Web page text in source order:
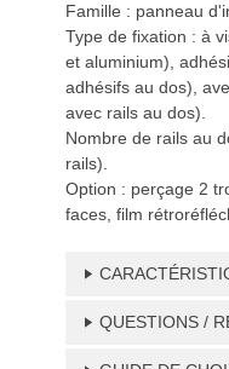
Famille : panneau
Type de fixation : à
et aluminium),
adhésifs au dos),
avec rails au dos).
Nombre de rails au
rails).
Option : perçage 2
faces, film
QUESTIONS /